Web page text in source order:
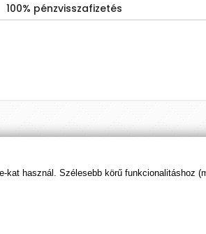
100% pénzvisszafizetés
Termék
kat használ. Szélesebb körű funkcionalitáshoz